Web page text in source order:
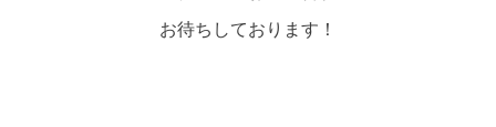
お待ちしております！